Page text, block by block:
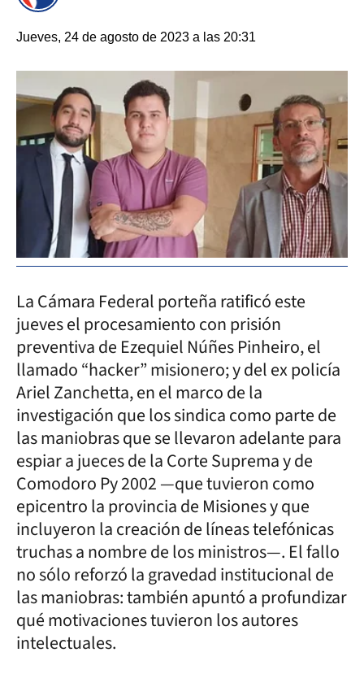
Jueves, 24 de agosto de 2023 a las 20:31
La Cámara Federal porteña ratificó este
jueves el procesamiento con prisión
preventiva de Ezequiel Núñes Pinheiro, el
llamado “hacker” misionero; y del ex policía
Ariel Zanchetta, en el marco de la
investigación que los sindica como parte de
las maniobras que se llevaron adelante para
espiar a jueces de la Corte Suprema y de
Comodoro Py 2002 —que tuvieron como
epicentro la provincia de Misiones y que
incluyeron la creación de líneas telefónicas
truchas a nombre de los ministros—. El fallo
no sólo reforzó la gravedad institucional de
las maniobras: también apuntó a profundizar
qué motivaciones tuvieron los autores
intelectuales.